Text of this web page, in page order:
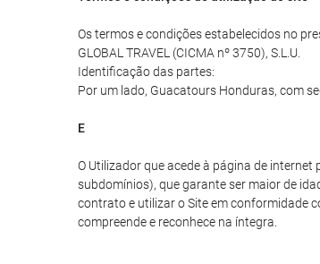
Os termos e condições estabelecidos no
GLOBAL TRAVEL (CICMA nº 3750), S.L.U.
Identificação das partes:
Por um lado, Guacatours Honduras, com
E
O Utilizador que acede à página de
subdomínios), que garante ser maior de
contrato e utilizar o Site em conformidade
compreende e reconhece na íntegra.